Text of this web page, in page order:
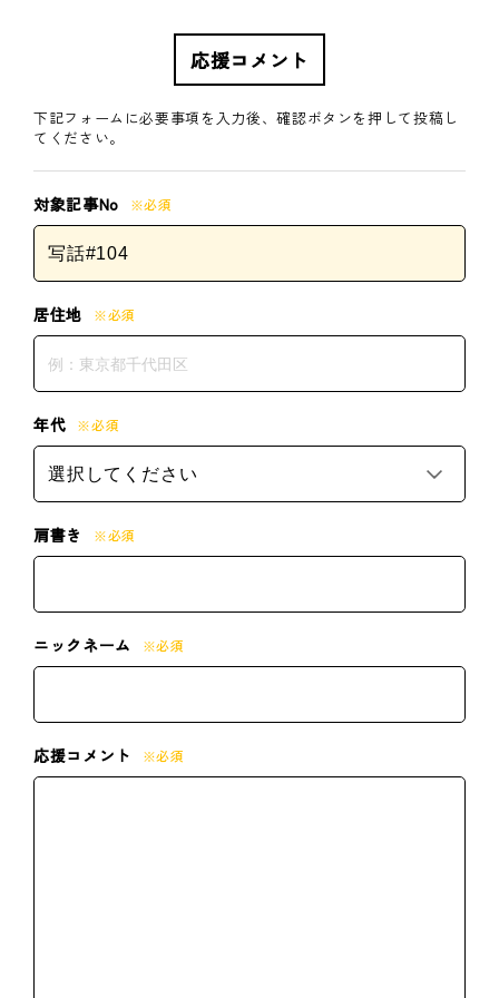
応援コメント
下記フォームに必要事項を入力後、確認ボタンを押して投稿し
てください。
対象記事No ※必須
居住地 ※必須
年代 ※必須
肩書き ※必須
ニックネーム ※必須
応援コメント ※必須